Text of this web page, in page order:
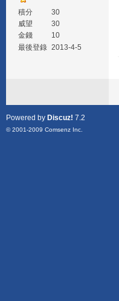
積分
30
威望
30
金錢
10
最後登錄 2013-4-5
Powered by Discuz! 7.2
© 2001-2009 Comsenz Inc.